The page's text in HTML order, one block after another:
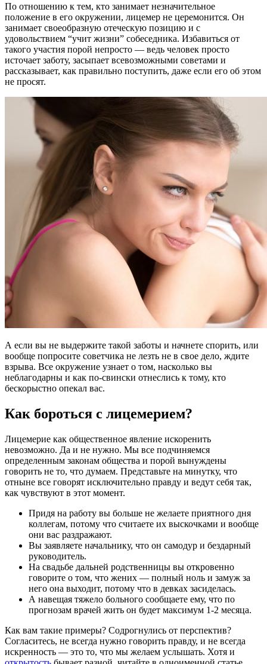
По отношению к тем, кто занимает незначительное
положение в его окружении, лицемер не церемонится. Он
занимает своеобразную отеческую позицию и с
удовольствием “учит жизни” собеседника. Избавиться от
такого участия порой непросто — ведь человек просто
источает заботу, засыпает всевозможными советами и
рассказывает, как правильно поступить, даже если его об этом
не просят.
А если вы не выдержите такой заботы и начнете спорить, или
вообще попросите советчика не лезть не в свое дело, ждите
взрыва. Все окружение узнает о том, насколько вы
неблагодарны и как по-свински отнеслись к тому, кто
бескорыстно опекал вас.
Как бороться с лицемерием?
Лицемерие как общественное явление искоренить
невозможно. Да и не нужно. Мы все подчиняемся
определенным законам общества и порой вынуждены
говорить не то, что думаем. Представьте на минутку, что
отныне все говорят исключительно правду и ведут себя так,
как чувствуют в этот момент.
Придя на работу вы больше не желаете приятного дня
коллегам, потому что считаете их выскочками и вообще
они вас раздражают.
Вы заявляете начальнику, что он самодур и бездарный
руководитель.
На свадьбе дальней родственницы вы откровенно
говорите о том, что жених — полный ноль и замуж за
него она выходит, потому что в девках засиделась.
А навещая тяжело больного сообщаете ему, что по
прогнозам врачей жить он будет максимум 1-2 месяца.
Как вам такие примеры? Содрогнулись от перспектив?
Согласитесь, не всегда нужно говорить правду, и не всегда
искренность — это то, что мы желаем услышать. Хотя и